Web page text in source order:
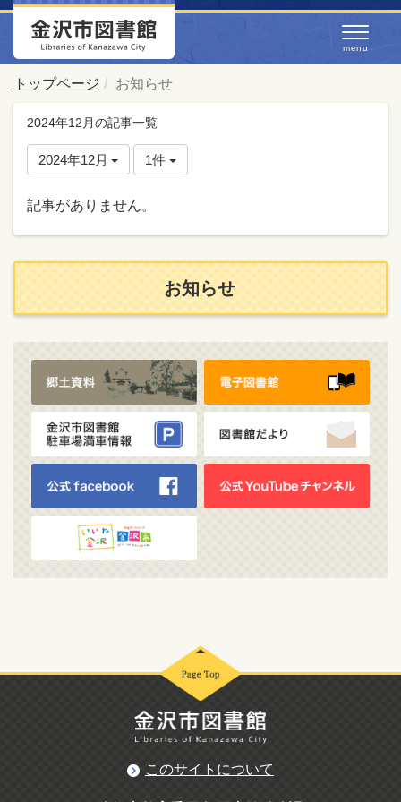
トップページ お知らせ
2024年12月の記事一覧
2024年12月 1件
記事がありません。
お知らせ
このサイトについて